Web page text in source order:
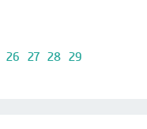
26 27 28 29